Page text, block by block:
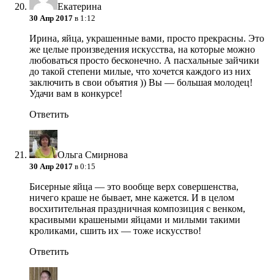
Екатерина
30 Апр 2017 в 1:12
Ирина, яйца, украшенные вами, просто прекрасны. Это
же целые произведения искусства, на которые можно
любоваться просто бесконечно. А пасхальные зайчики
до такой степени милые, что хочется каждого из них
заключить в свои объятия )) Вы — большая молодец!
Удачи вам в конкурсе!
Ответить
Ольга Смирнова
30 Апр 2017 в 0:15
Бисерные яйца — это вообще верх совершенства,
ничего краше не бывает, мне кажется. И в целом
восхитительная праздничная композиция с венком,
красивыми крашеными яйцами и милыми такими
кроликами, сшить их — тоже искусство!
Ответить